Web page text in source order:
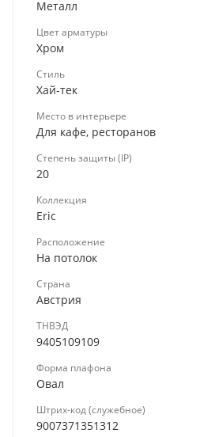
Металл
Цвет арматуры
Хром
Стиль
Хай-тек
Место в интерьере
Для кафе, ресторанов
Степень защиты (IP)
20
Коллекция
Eric
Расположение
На потолок
Страна
Австрия
ТНВЭД
9405109109
Форма плафона
Овал
Штрих-код (служебное)
9007371351312